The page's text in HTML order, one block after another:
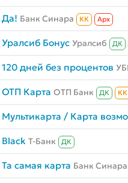
Да! Банк Синара КК Aрх
Уралсиб Бонус Уралсиб ДК
120 дней без процентов
ОТП Карта ОТП Банк ДК КК
Мультикарта / Карта
Black Т-Банк ДК
Та самая карта Банк Синара